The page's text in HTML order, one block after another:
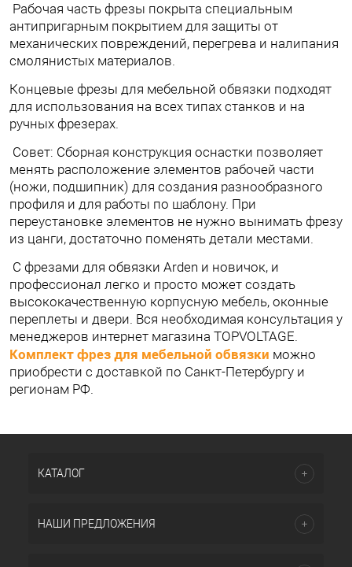
Рабочая часть фрезы покрыта специальным
антипригарным покрытием для защиты от
механических повреждений, перегрева и налипания
смолянистых материалов.
Концевые фрезы для мебельной обвязки подходят
для использования на всех типах станков и на
ручных фрезерах.
Совет: Сборная конструкция оснастки позволяет
менять расположение элементов рабочей части
(ножи, подшипник) для создания разнообразного
профиля и для работы по шаблону. При
переустановке элементов не нужно вынимать фрезу
из цанги, достаточно поменять детали местами.
С фрезами для обвязки Arden и новичок, и
профессионал легко и просто может создать
высококачественную корпусную мебель, оконные
переплеты и двери. Вся необходимая консультация у
менеджеров интернет магазина TOPVOLTAGE.
Комплект фрез для мебельной обвязки можно
приобрести с доставкой по Санкт-Петербургу и
регионам РФ.
КАТАЛОГ
НАШИ ПРЕДЛОЖЕНИЯ